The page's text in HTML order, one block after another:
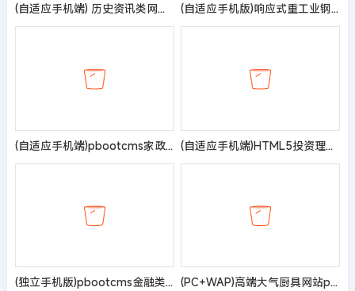
(自适应手机端) 历史资讯类网站模板 奇闻异事网站源码 (自适应手机版)响应式重工业钢铁机械类网站pbootcms模板 html5工业设备网站源码
(自适应手机端)pbootcms家政服务公司网站模板 (自适应手机端)HTML5投资理财响应式海外理财投资管理类pbootcms模板
(独立手机版)pbootcms金融类落地页网站模板 单页金融网站源码 (PC+WAP)高端大气厨具网站pbootcms模板 橱柜设计网站源码